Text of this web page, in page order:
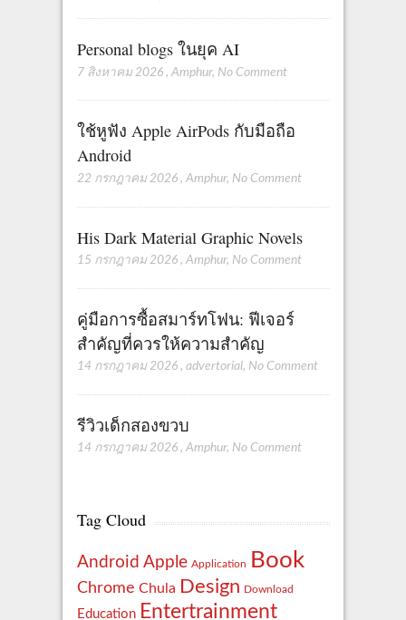
Personal blogs ในยุค AI
7 สิงหาคม 2026 , Amphur, No Comment
ใช้หูฟัง Apple AirPods กับมือถือ
Android
22 กรกฎาคม 2026 , Amphur, No Comment
His Dark Material Graphic Novels
15 กรกฎาคม 2026 , Amphur, No Comment
คู่มือการซื้อสมาร์ทโฟน: ฟีเจอร์
สำคัญที่ควรให้ความสำคัญ
14 กรกฎาคม 2026 , advertorial, No Comment
รีวิวเด็กสองขวบ
14 กรกฎาคม 2026 , Amphur, No Comment
Tag Cloud
Android Apple Application Book
Chrome Chula Design Download
Education Entertrainment